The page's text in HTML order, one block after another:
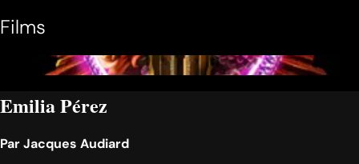
Films
Emilia Pérez
ParJacques Audiard